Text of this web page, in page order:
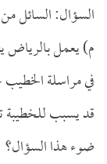
السؤال: السائل
م) يعمل بالرياض
في مراسلة
قد يسبب
ضوء هذا السؤال؟